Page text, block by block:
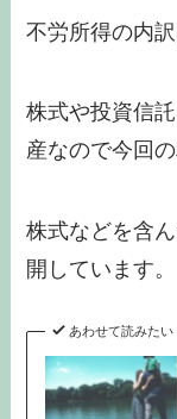
不労所得の内
株式や投資信
産なので今回
株式などを含
開しています。
あわせて読みたい